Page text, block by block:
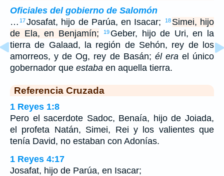
Oficiales del gobierno de Salomón
… 17Josafat, hijo de Parúa, en Isacar; 18 Simei, hijo
de Ela, en Benjamín;
19 Geber, hijo de Uri, en la
tierra de Galaad, la región de Sehón, rey de los
amorreos, y de Og, rey de Basán; él era el único
gobernador que estaba en aquella tierra.
Referencia Cruzada
1 Reyes 1:8
Pero el sacerdote Sadoc, Benaía, hijo de Joiada,
el profeta Natán, Simei, Rei y los valientes que
tenía David, no estaban con Adonías.
1 Reyes 4:17
Josafat, hijo de Parúa, en Isacar;